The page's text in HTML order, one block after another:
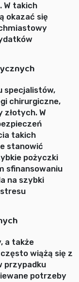
W takich
okazać się
specjalistów,
chirurgiczne,
złotych. W
takich
stanowić
pożyczki
sfinansowaniu
na szybki
a także
wiążą się z
przypadku
potrzeby